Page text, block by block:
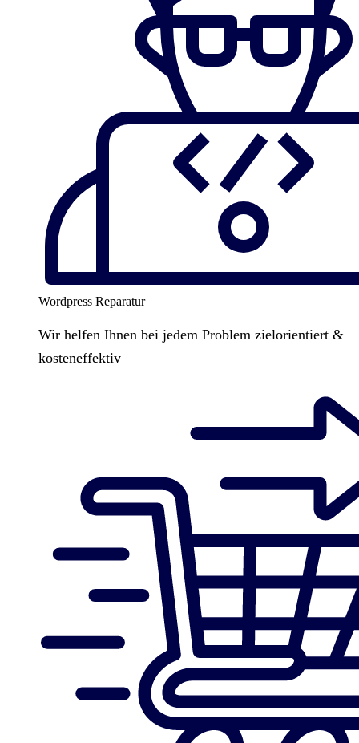
Wordpress Reparatur
Wir helfen Ihnen bei jedem Problem zielorientiert &
kosteneffektiv